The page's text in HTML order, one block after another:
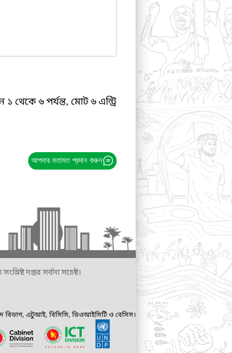
১ থেকে ৬ পর্যন্ত, মোট ৬ এন্ট্রি
আপনার মতামত প্রদান করুন
দপ্তর সর্বদা সচেষ্ট।
বিভাগ, এটুআই, বিসিসি, ডিওআইসিটি ও বেসিস।